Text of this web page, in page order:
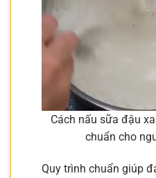
Cách nấu sữa đậu
chuẩn cho
Quy trình chuẩn giúp